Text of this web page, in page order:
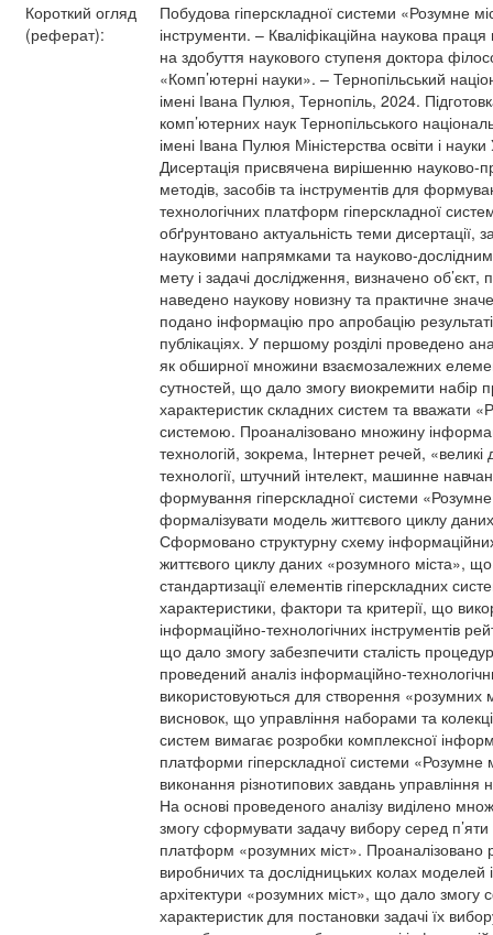
Короткий огляд
(реферат):
Побудова гіперскладної системи «Розумне
інструменти. – Кваліфікаційна наукова
на здобуття наукового ступеня доктора
«Комп’ютерні науки». – Тернопільський
імені Івана Пулюя, Тернопіль, 2024.
комп’ютерних наук Тернопільського
імені Івана Пулюя Міністерства освіти і науки
Дисертація присвячена вирішенню науково-
методів, засобів та інструментів для
технологічних платформ гіперскладної
обґрунтовано актуальність теми дисертації,
науковими напрямками та науково-
мету і задачі дослідження, визначено
наведено наукову новизну та практичне
подано інформацію про апробацію
публікаціях. У першому розділі проведено
як обширної множини взаємозалежних
сутностей, що дало змогу виокремити набір
характеристик складних систем та вважати
системою. Проаналізовано множину
технологій, зокрема, Інтернет речей, «великі
технології, штучний інтелект, машинне
формування гіперскладної системи
формалізувати модель життєвого циклу
Сформовано структурну схему
життєвого циклу даних «розумного міста»,
стандартизації елементів гіперскладних
характеристики, фактори та критерії, що
інформаційно-технологічних інструментів
що дало змогу забезпечити сталість
проведений аналіз інформаційно-
використовуються для створення «розумних
висновок, що управління наборами та
систем вимагає розробки комплексної
платформи гіперскладної системи «Розумне
виконання різнотипових завдань управління
На основі проведеного аналізу виділено
змогу сформувати задачу вибору серед
платформ «розумних міст». Проаналізовано
виробничих та дослідницьких колах моделей
архітектури «розумних міст», що дало змогу
характеристик для постановки задачі їх